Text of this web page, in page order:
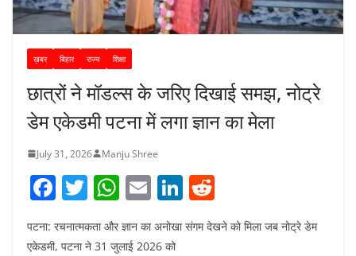
ख़बर बिहार राज्य शिक्षा
छात्रों ने मॉडल्स के जरिए दिखाई समझ, नोट्रे
डेम एकेडमी पटना में लगा ज्ञान का मेला
July 31, 2026 Manju Shree
F
c
T
itt
W
at
E
m
ai
Li
n
k
e
d
पटना: रचनात्मकता और ज्ञान का अनोखा संगम देखने को मिला जब नोट्रे डेम
एकेडमी, पटना ने 31 जुलाई 2026 को